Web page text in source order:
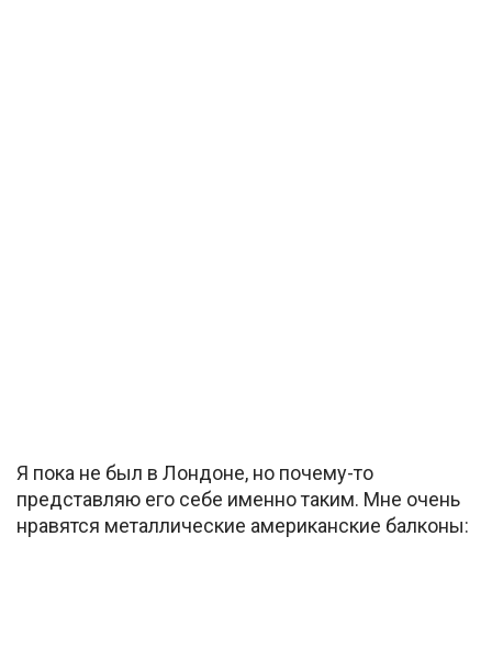
Я пока не был в Лондоне, но почему-то
представляю его себе именно таким. Мне очень
нравятся металлические американские балконы: